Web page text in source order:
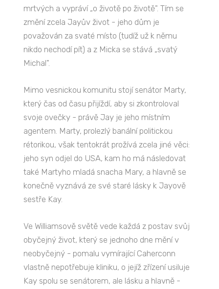
mrtvých a vypráví „o životě po životě". Tím se
změní zcela Jayův život - jeho dům je
považován za svaté místo (tudíž už k němu
nikdo nechodí pít) a z Micka se stává „svatý
Michal".
Mimo vesnickou komunitu stojí senátor Marty,
který čas od času přijíždí, aby si zkontroloval
svoje ovečky - právě Jay je jeho místním
agentem. Marty, prolezlý banální politickou
rétorikou, však tentokrát prožívá zcela jiné věci:
jeho syn odjel do USA, kam ho má následovat
také Martyho mladá snacha Mary, a hlavně se
konečně vyznává ze své staré lásky k Jayově
sestře Kay.
Ve Williamsově světě vede každá z postav svůj
obyčejný život, který se jednoho dne mění v
neobyčejný - pomalu vymírající Caherconn
vlastně nepotřebuje kliniku, o jejíž zřízení usiluje
Kay spolu se senátorem, ale lásku a hlavně -